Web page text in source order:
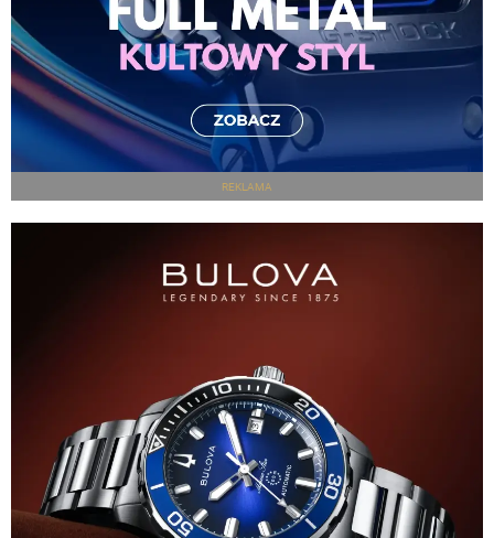
REKLAMA